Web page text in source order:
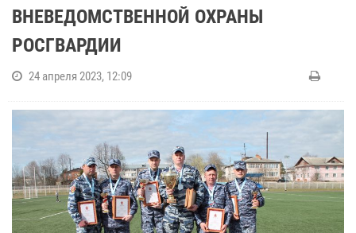
ВНЕВЕДОМСТВЕННОЙ ОХРАНЫ
РОСГВАРДИИ
24 апреля 2023, 12:09